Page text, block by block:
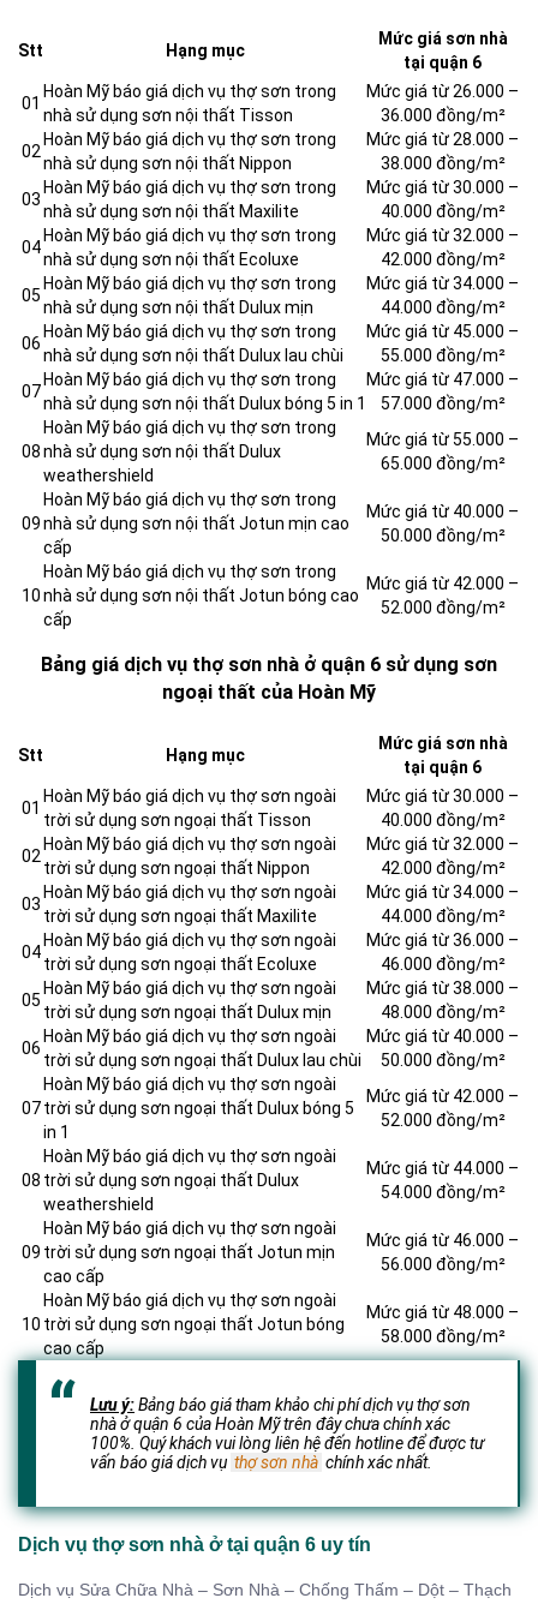
Stt Hạng mục
Mức giá sơn nhà
tại quận 6
01
Hoàn Mỹ báo giá dịch vụ thợ sơn trong
nhà sử dụng sơn nội thất Tisson
Mức giá từ 26.000 –
36.000 đồng/m²
02
Hoàn Mỹ báo giá dịch vụ thợ sơn trong
nhà sử dụng sơn nội thất Nippon
Mức giá từ 28.000 –
38.000 đồng/m²
03
Hoàn Mỹ báo giá dịch vụ thợ sơn trong
nhà sử dụng sơn nội thất Maxilite
Mức giá từ 30.000 –
40.000 đồng/m²
04
Hoàn Mỹ báo giá dịch vụ thợ sơn trong
nhà sử dụng sơn nội thất Ecoluxe
Mức giá từ 32.000 –
42.000 đồng/m²
05
Hoàn Mỹ báo giá dịch vụ thợ sơn trong
nhà sử dụng sơn nội thất Dulux mịn
Mức giá từ 34.000 –
44.000 đồng/m²
06
Hoàn Mỹ báo giá dịch vụ thợ sơn trong
nhà sử dụng sơn nội thất Dulux lau chùi
Mức giá từ 45.000 –
55.000 đồng/m²
07
Hoàn Mỹ báo giá dịch vụ thợ sơn trong
nhà sử dụng sơn nội thất Dulux bóng 5 in 1
Mức giá từ 47.000 –
57.000 đồng/m²
08
Hoàn Mỹ báo giá dịch vụ thợ sơn trong
nhà sử dụng sơn nội thất Dulux
weathershield
Mức giá từ 55.000 –
65.000 đồng/m²
09
Hoàn Mỹ báo giá dịch vụ thợ sơn trong
nhà sử dụng sơn nội thất Jotun mịn cao
cấp
Mức giá từ 40.000 –
50.000 đồng/m²
10
Hoàn Mỹ báo giá dịch vụ thợ sơn trong
nhà sử dụng sơn nội thất Jotun bóng cao
cấp
Mức giá từ 42.000 –
52.000 đồng/m²
Bảng giá dịch vụ thợ sơn nhà ở quận 6 sử dụng sơn
ngoại thất của Hoàn Mỹ
Stt Hạng mục
Mức giá sơn nhà
tại quận 6
01
Hoàn Mỹ báo giá dịch vụ thợ sơn ngoài
trời sử dụng sơn ngoại thất Tisson
Mức giá từ 30.000 –
40.000 đồng/m²
02
Hoàn Mỹ báo giá dịch vụ thợ sơn ngoài
trời sử dụng sơn ngoại thất Nippon
Mức giá từ 32.000 –
42.000 đồng/m²
03
Hoàn Mỹ báo giá dịch vụ thợ sơn ngoài
trời sử dụng sơn ngoại thất Maxilite
Mức giá từ 34.000 –
44.000 đồng/m²
04
Hoàn Mỹ báo giá dịch vụ thợ sơn ngoài
trời sử dụng sơn ngoại thất Ecoluxe
Mức giá từ 36.000 –
46.000 đồng/m²
05
Hoàn Mỹ báo giá dịch vụ thợ sơn ngoài
trời sử dụng sơn ngoại thất Dulux mịn
Mức giá từ 38.000 –
48.000 đồng/m²
06
Hoàn Mỹ báo giá dịch vụ thợ sơn ngoài
trời sử dụng sơn ngoại thất Dulux lau chùi
Mức giá từ 40.000 –
50.000 đồng/m²
07
Hoàn Mỹ báo giá dịch vụ thợ sơn ngoài
trời sử dụng sơn ngoại thất Dulux bóng 5
in 1
Mức giá từ 42.000 –
52.000 đồng/m²
08
Hoàn Mỹ báo giá dịch vụ thợ sơn ngoài
trời sử dụng sơn ngoại thất Dulux
weathershield
Mức giá từ 44.000 –
54.000 đồng/m²
09
Hoàn Mỹ báo giá dịch vụ thợ sơn ngoài
trời sử dụng sơn ngoại thất Jotun mịn
cao cấp
Mức giá từ 46.000 –
56.000 đồng/m²
10
Hoàn Mỹ báo giá dịch vụ thợ sơn ngoài
trời sử dụng sơn ngoại thất Jotun bóng
cao cấp
Mức giá từ 48.000 –
58.000 đồng/m²
Lưu ý:Bảng báo giá tham khảo chi phí dịch vụ thợ sơn
nhà ở quận 6 của Hoàn Mỹ trên đây chưa chính xác
100%. Quý khách vui lòng liên hệ đến hotline để được tư
vấn báo giá dịch vụ thợ sơn nhà chính xác nhất.
Dịch vụ thợ sơn nhà ở tại quận 6 uy tín
Dịch vụ Sửa Chữa Nhà – Sơn Nhà – Chống Thấm – Dột – Thạch